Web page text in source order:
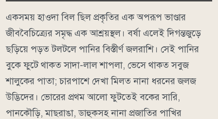
একসময় হাওদা বিল ছিল প্রকৃতির এক অপরূপ ভাণ্ডার
জীববৈচিত্র্যের সমৃদ্ধ এক আশ্রয়স্থল। বর্ষা এলেই দিগন্তজুড়ে
ছড়িয়ে পড়ত টলটলে পানির বিস্তীর্ণ জলরাশি। সেই পানির
বুকে ফুটে থাকত সাদা-লাল শাপলা, ভেসে থাকত সবুজ
শালুকের পাতা; চারপাশে দেখা মিলত নানা ধরনের জলজ
উদ্ভিদের। ভোরের প্রথম আলো ফুটতেই বকের সারি,
পানকৌড়ি, মাছরাঙা, ডাহুকসহ নানা প্রজাতির পাখির